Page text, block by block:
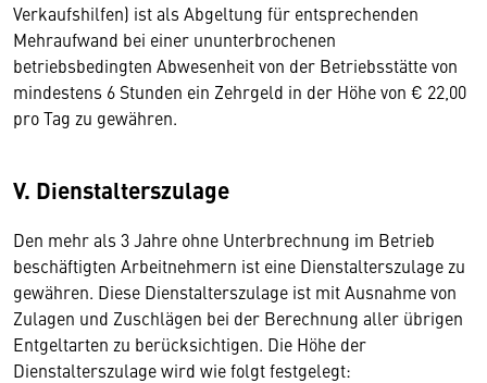
Verkaufshilfen) ist als Abgeltung für entsprechenden
Mehraufwand bei einer ununterbrochenen
betriebsbedingten Abwesenheit von der Betriebsstätte von
mindestens 6 Stunden ein Zehrgeld in der Höhe von € 22,00
pro Tag zu gewähren.
V. Dienstalterszulage
Den mehr als 3 Jahre ohne Unterbrechnung im Betrieb
beschäftigten Arbeitnehmern ist eine Dienstalterszulage zu
gewähren. Diese Dienstalterszulage ist mit Ausnahme von
Zulagen und Zuschlägen bei der Berechnung aller übrigen
Entgeltarten zu berücksichtigen. Die Höhe der
Dienstalterszulage wird wie folgt festgelegt: